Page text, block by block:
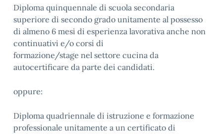
Diploma quinquennale di scuola secondaria
superiore di secondo grado unitamente al possesso
di almeno 6 mesi di esperienza lavorativa anche non
continuativi e/o corsi di
formazione/stage nel settore cucina da
autocertificare da parte dei candidati.
oppure:
Diploma quadriennale di istruzione e formazione
professionale unitamente a un certificato di